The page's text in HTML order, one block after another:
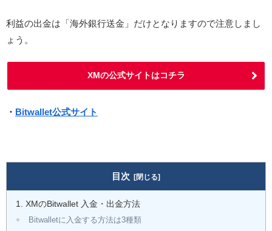
利益の出金は「海外銀行送金」だけとなりますので注意しまし
ょう。
XMの公式サイトはコチラ
・ Bitwallet公式サイト
目次
XMのBitwallet 入金・出金方法
Bitwalletに入金する方法は3種類